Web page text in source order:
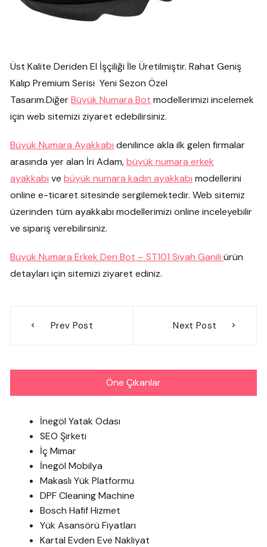
Üst Kalite Deriden El İşçiliği İle Üretilmiştir. Rahat Geniş
Kalıp Premium Serisi Yeni Sezon Özel
Tasarım.DiğerBüyük Numara Bot modellerimizi incelemek
için web sitemizi ziyaret edebilirsiniz.
Büyük Numara Ayakkabı denilince akla ilk gelen firmalar
arasında yer alan İri Adam,büyük numara erkek
ayakkabı vebüyük numara kadın ayakkabı modellerini
online e-ticaret sitesinde sergilemektedir. Web sitemiz
üzerinden tüm ayakkabı modellerimizi online inceleyebilir
ve sipariş verebilirsiniz.
Büyük Numara Erkek Deri Bot – ST101 Siyah Ganiliürün
detayları için sitemizi ziyaret ediniz.
gezinmesi
Prev Post Next Post
Öne Çıkanlar
İnegöl Yatak Odası
SEO Şirketi
İç Mimar
İnegöl Mobilya
Makaslı Yük Platformu
DPF Cleaning Machine
Bosch Hafif Hizmet
Yük Asansörü Fiyatları
Kartal Evden Eve Nakliyat